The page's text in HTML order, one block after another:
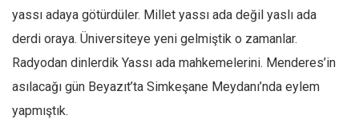
yassı adaya götürdüler. Millet yassı ada değil yaslı ada
derdi oraya. Üniversiteye yeni gelmiştik o zamanlar.
Radyodan dinlerdik Yassı ada mahkemelerini. Menderes’in
asılacağı gün Beyazıt’ta Simkeşane Meydanı’nda eylem
yapmıştık.